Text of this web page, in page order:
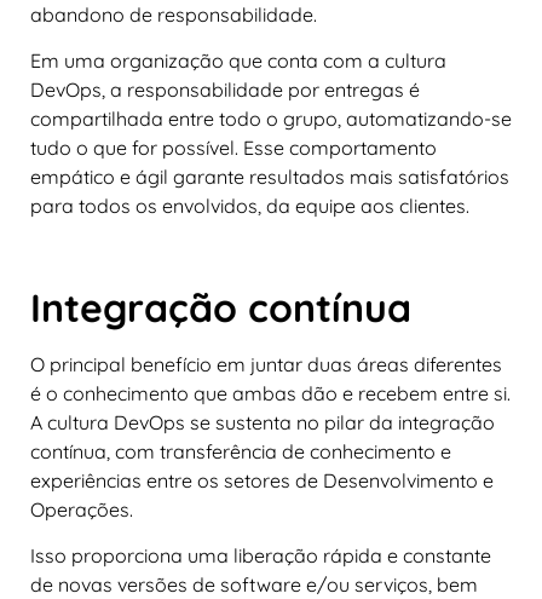
abandono de responsabilidade.
Em uma organização que conta com a cultura
DevOps, a responsabilidade por entregas é
compartilhada entre todo o grupo, automatizando-se
tudo o que for possível. Esse comportamento
empático e ágil garante resultados mais satisfatórios
para todos os envolvidos, da equipe aos clientes.
Integração contínua
O principal benefício em juntar duas áreas diferentes
é o conhecimento que ambas dão e recebem entre si.
A cultura DevOps se sustenta no pilar da integração
contínua, com transferência de conhecimento e
experiências entre os setores de Desenvolvimento e
Operações.
Isso proporciona uma liberação rápida e constante
de novas versões de software e/ou serviços, bem